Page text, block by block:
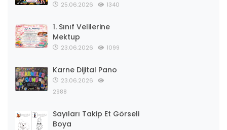
25.06.2026 1340
1. Sınıf Velilerine
Mektup
23.06.2026 1099
Karne Dijital Pano
23.06.2026
2988
Sayıları Takip Et Görseli
Boya